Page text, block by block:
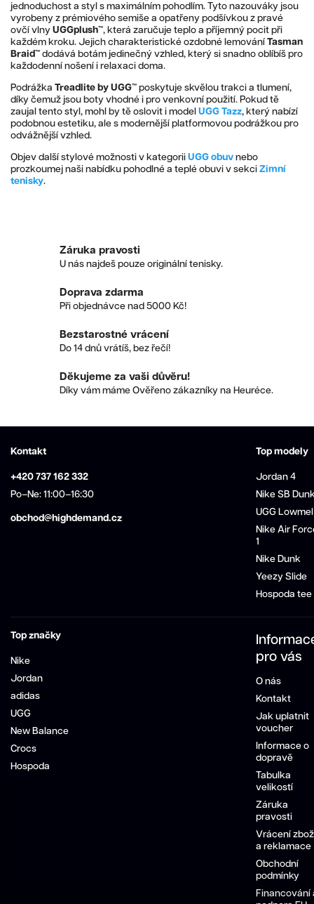
jednoduchost a styl s maximálním pohodlím. Tyto nazouváky jsou
vyrobeny z prémiového semiše a opatřeny podšívkou z pravé
ovčí vlny UGGplush™, která zaručuje teplo a příjemný pocit při
každém kroku. Jejich charakteristické ozdobné lemování Tasman
Braid™ dodává botám jedinečný vzhled, který si snadno oblíbíš pro
každodenní nošení i relaxaci doma.
Podrážka Treadlite by UGG™ poskytuje skvělou trakci a tlumení,
díky čemuž jsou boty vhodné i pro venkovní použití. Pokud tě
zaujal tento styl, mohl by tě oslovit i model UGG Tazz, který nabízí
podobnou estetiku, ale s modernější platformovou podrážkou pro
odvážnější vzhled.
Objev další stylové možnosti v kategorii UGG obuv nebo
prozkoumej naši nabídku pohodlné a teplé obuvi v sekci Zimní
tenisky.
Záruka pravosti
U nás najdeš pouze originální tenisky.
Doprava zdarma
Při objednávce nad 5000 Kč!
Bezstarostné vrácení
Do 14 dnů vrátíš, bez řečí!
Děkujeme za vaši důvěru!
Díky vám máme Ověřeno zákazníky na Heuréce.
Kontakt
+420 737 162 332
Po–Ne: 11:00–16:30
obchod@highdemand.cz
Top modely
Jordan 4
Nike SB
UGG Lowmel
Nike Air
1
Nike Dunk
Yeezy Slide
Hospoda tee
Top značky
Nike
Jordan
adidas
UGG
New Balance
Crocs
Hospoda
pro vás
O nás
Kontakt
Jak uplatnit
voucher
Informace o
dopravě
Tabulka
velikostí
Záruka
pravosti
Vrácení
a reklamace
Obchodní
podmínky
Financování